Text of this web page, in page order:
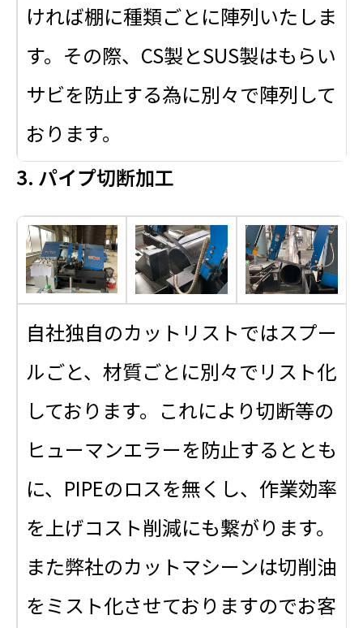
ければ棚に種類ごとに陣列いたしま
す。その際、CS製とSUS製はもらい
サビを防止する為に別々で陣列して
おります。
3. パイプ切断加工
自社独自のカットリストではスプー
ルごと、材質ごとに別々でリスト化
しております。これにより切断等の
ヒューマンエラーを防止するととも
に、PIPEのロスを無くし、作業効率
を上げコスト削減にも繋がります。
また弊社のカットマシーンは切削油
をミスト化させておりますのでお客